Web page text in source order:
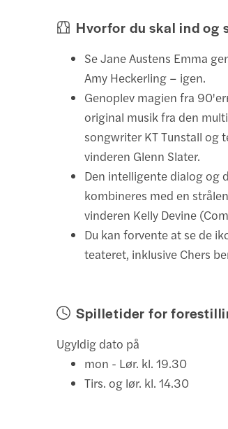
Hvorfor du skal ind og
Se Jane Austens Emma
Amy Heckerling – igen.
Genoplev magien fra
original musik fra den
songwriter KT Tunstall og
vinderen Glenn Slater.
Den intelligente dialog og
kombineres med en
vinderen Kelly Devine
Du kan forvente at se de
teateret, inklusive Chers
Spilletider for
Ugyldig dato på
mon - Lør. kl. 19.30
Tirs. og lør. kl. 14.30